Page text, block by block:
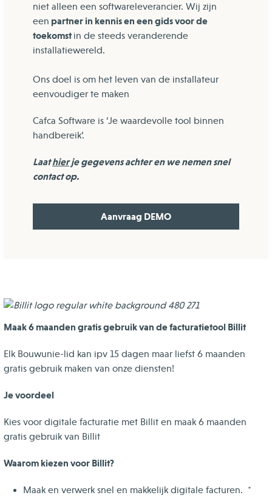
niet alleen een softwareleverancier. Wij zijn
een partner in kennis en een gids voor de
toekomst in de steeds veranderende
installatiewereld.
Ons doel is om het leven van de installateur
eenvoudiger te maken
Cafca Software is ‘Je waardevolle tool binnen
handbereik’.
Laathierje gegevens achter en we nemen snel
contact op.
Aanvraag DEMO
Maak 6 maanden gratis gebruik van de facturatietool Billit
Elk Bouwunie-lid kan ipv 15 dagen maar liefst 6 maanden
gratis gebruik maken van onze diensten!
Je voordeel
Kies voor digitale facturatie met Billit en maak 6 maanden
gratis gebruik van Billit
Waarom kiezen voor Billit?
Maak en verwerk snel en makkelijk digitale facturen. *